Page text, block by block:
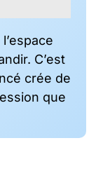
C’est
crée de
que